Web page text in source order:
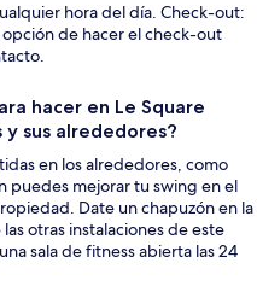
hora del día. Check-out:
de hacer el check-out
hacer en Le Square
y sus alrededores?
en los alrededores, como
puedes mejorar tu swing en el
Date un chapuzón en la
otras instalaciones de este
sala de fitness abierta las 24